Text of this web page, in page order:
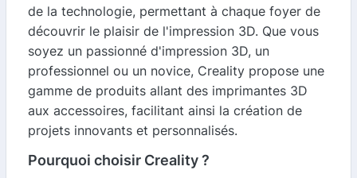
de la technologie, permettant à chaque foyer de
découvrir le plaisir de l'impression 3D. Que vous
soyez un passionné d'impression 3D, un
professionnel ou un novice, Creality propose une
gamme de produits allant des imprimantes 3D
aux accessoires, facilitant ainsi la création de
projets innovants et personnalisés.
Pourquoi choisir Creality ?